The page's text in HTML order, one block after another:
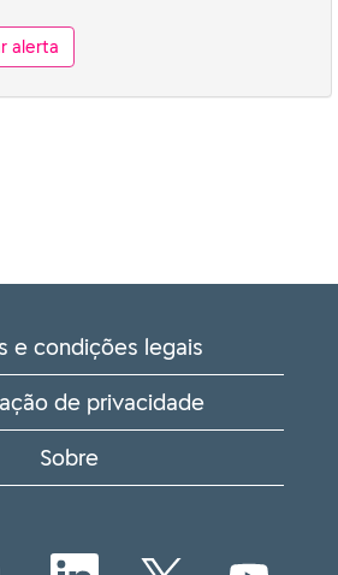
e condições legais
de privacidade
Sobre
A A A